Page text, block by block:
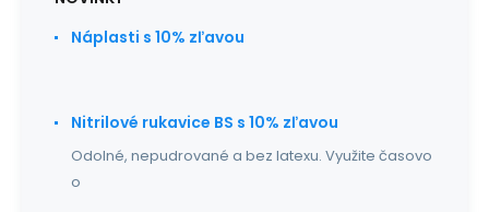
Náplasti s 10% zľavou
Nitrilové rukavice BS s 10% zľavou
Odolné, nepudrované a bez latexu. Využite časovo
o